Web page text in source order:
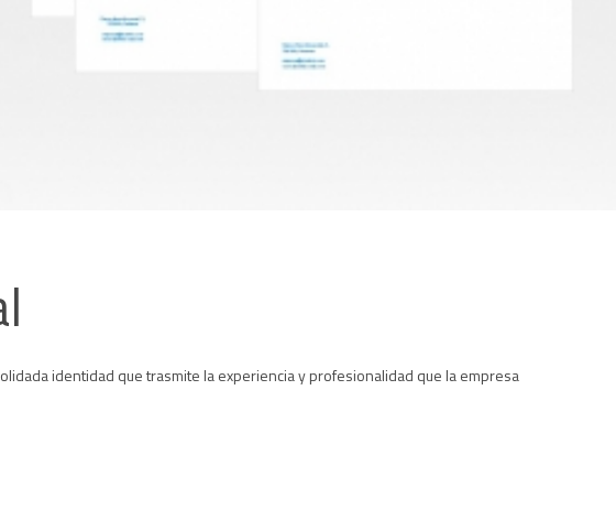
identidad que trasmite la experiencia y profesionalidad que la empresa